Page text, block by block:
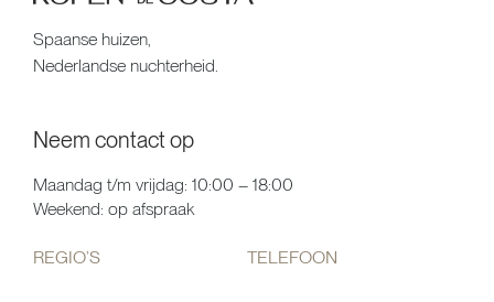
Spaanse huizen,
Nederlandse nuchterheid.
Neem contact op
Maandag t/m vrijdag: 10:00 – 18:00
Weekend: op afspraak
REGIO’S TELEFOON